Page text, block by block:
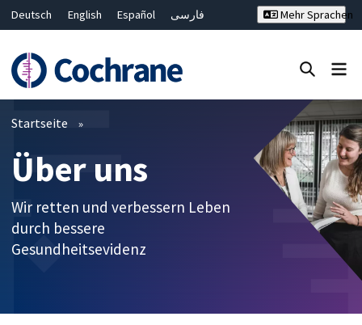
Deutsch English Español
فارسی
Bahasa Malaysia
ไทย
繁體中文
简体中文
Mehr Sprachen
Filter Close search ✖
Startseite
Über uns
Wir retten und verbessern Leben
durch bessere
Gesundheitsevidenz